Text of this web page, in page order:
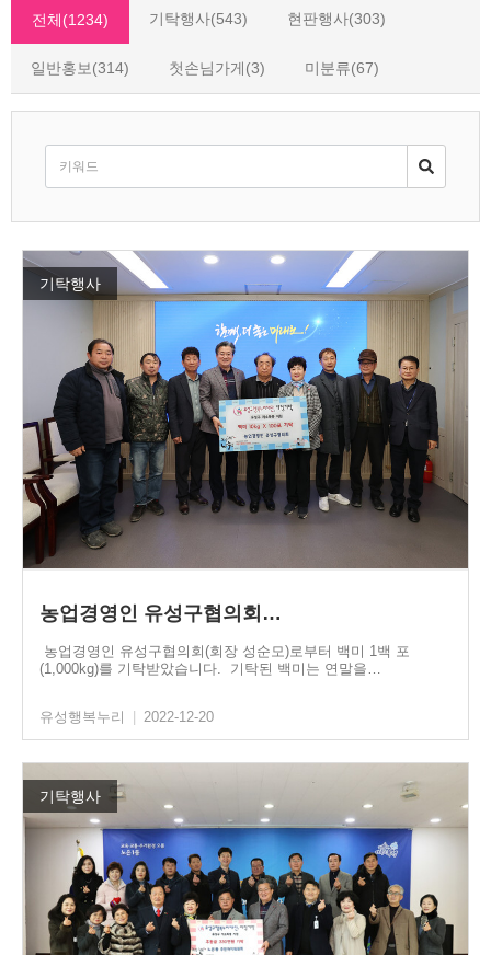
전체(1234) 기탁행사(543) 현판행사(303)
일반홍보(314) 첫손님가게(3) 미분류(67)
기탁행사
농업경영인 유성구협의회…
농업경영인 유성구협의회(회장 성순모)로부터 백미 1백 포
(1,000kg)를 기탁받았습니다. 기탁된 백미는 연말을…
유성행복누리 2022-12-20
기탁행사